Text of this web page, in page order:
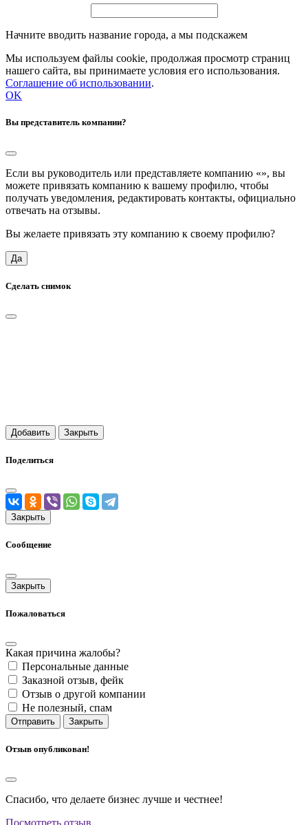
Начните вводить название города, а мы подскажем
Мы используем файлы cookie, продолжая просмотр страниц
нашего сайта, вы принимаете условия его использования.
Соглашение об использовании.
OK
Вы представитель компании?
Если вы руководитель или представляете компанию «», вы
можете привязать компанию к вашему профилю, чтобы
получать уведомления, редактировать контакты, официально
отвечать на отзывы.
Вы желаете привязать эту компанию к своему профилю?
Да
Сделать снимок
Добавить Закрыть
Поделиться
Закрыть
Сообщение
Закрыть
Пожаловаться
Какая причина жалобы?
Персональные данные
Заказной отзыв, фейк
Отзыв о другой компании
Не полезный, спам
Отправить Закрыть
Отзыв опубликован!
Спасибо, что делаете бизнес лучше и честнее!